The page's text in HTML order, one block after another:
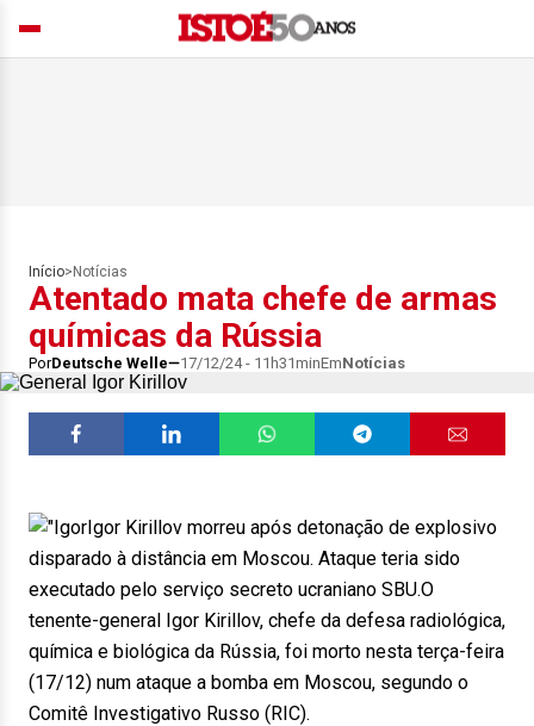
Início> Notícias
Atentado mata chefe de armas
químicas da Rússia
PorDeutsche Welle 17/12/24 - 11h31minEmNotícias
Igor Kirillov morreu após detonação de explosivo
disparado à distância em Moscou. Ataque teria sido
executado pelo serviço secreto ucraniano SBU.O
tenente-general Igor Kirillov, chefe da defesa radiológica,
química e biológica da Rússia, foi morto nesta terça-feira
(17/12) num ataque a bomba em Moscou, segundo o
Comitê Investigativo Russo (RIC).